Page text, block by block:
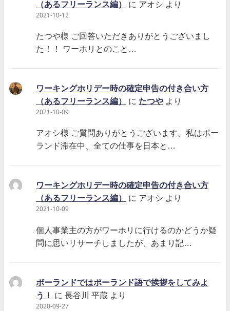
（あるフリーランス編） に アオシ より
2021-10-12
たつや様 ご回答いただきありがとうございまし
た！！ ワーホリとのこと…
ワーキングホリデー時の確定申告の付き合い方
（あるフリーランス編）
に たつや より
2021-10-09
アオシ様 ご質問ありがとうございます。私はポー
ランド滞在中、全ての仕事を日本と…
ワーキングホリデー時の確定申告の付き合い方
（あるフリーランス編）
に アオシ より
2021-10-09
個人事業主の方がワーホリに行けるのかどうか疑
問に思いリサーチしましたが、あまり記…
ポーランドではポーランド語で挨拶をしてみよ
う！
に 長谷川 平蔵 より
2020-09-27